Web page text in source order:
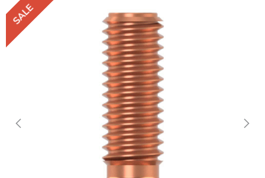
SALE